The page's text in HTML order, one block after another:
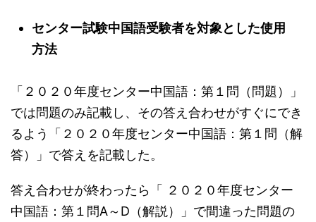
センター試験中国語受験者を対象とした使用
方法
「２０２０年度センター中国語：第１問（問題）」
では問題のみ記載し、その答え合わせがすぐにでき
るよう「２０２０年度センター中国語：第１問（解
答）」で答えを記載した。
答え合わせが終わったら「 ２０２０年度センター
中国語：第１問A～D（解説）」で間違った問題の